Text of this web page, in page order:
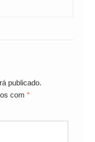
publicado.
com *